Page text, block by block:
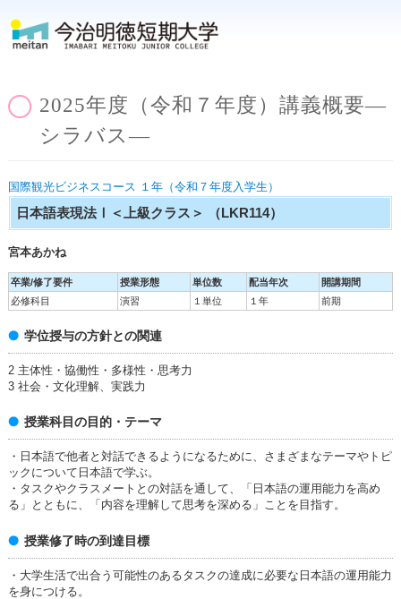
2025年度（令和７年度）講義概要―
シラバス―
国際観光ビジネスコース １年（令和７年度入学生）
日本語表現法Ⅰ＜上級クラス＞ （LKR114）
宮本あかね
卒業/修了要件 授業形態 単位数 配当年次
開講期間
必修科目
演習 １単位 １年 前期
学位授与の方針との関連
2 主体性・協働性・多様性・思考力
3 社会・文化理解、実践力
授業科目の目的・テーマ
・日本語で他者と対話できるようになるために、さまざまなテーマやトピ
ックについて日本語で学ぶ。
・タスクやクラスメートとの対話を通して、「日本語の運用能力を高め
る」とともに、「内容を理解して思考を深める」ことを目指す。
授業修了時の到達目標
・大学生活で出合う可能性のあるタスクの達成に必要な日本語の運用能力
を身につける。